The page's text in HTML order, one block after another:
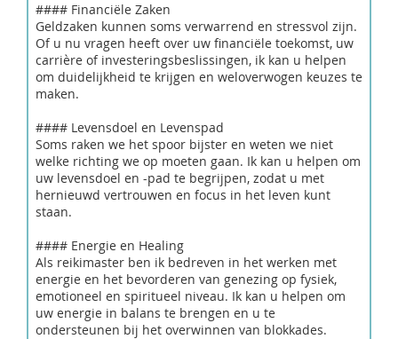
#### Financiële Zaken
Geldzaken kunnen soms verwarrend en stressvol zijn.
Of u nu vragen heeft over uw financiële toekomst, uw
carrière of investeringsbeslissingen, ik kan u helpen
om duidelijkheid te krijgen en weloverwogen keuzes te
maken.
#### Levensdoel en Levenspad
Soms raken we het spoor bijster en weten we niet
welke richting we op moeten gaan. Ik kan u helpen om
uw levensdoel en -pad te begrijpen, zodat u met
hernieuwd vertrouwen en focus in het leven kunt
staan.
#### Energie en Healing
Als reikimaster ben ik bedreven in het werken met
energie en het bevorderen van genezing op fysiek,
emotioneel en spiritueel niveau. Ik kan u helpen om
uw energie in balans te brengen en u te
ondersteunen bij het overwinnen van blokkades.